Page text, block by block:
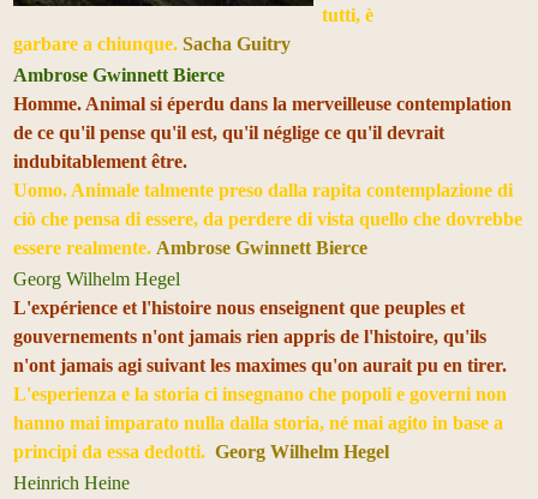
tutti, è
garbare a chiunque. Sacha Guitry
Ambrose Gwinnett Bierce
Homme. Animal si éperdu dans la merveilleuse contemplation
de ce qu'il pense qu'il est, qu'il néglige ce qu'il devrait
indubitablement être.
Uomo. Animale talmente preso dalla rapita contemplazione di
ciò che pensa di essere, da perdere di vista quello che dovrebbe
essere realmente. Ambrose Gwinnett Bierce
Georg Wilhelm Hegel
L'expérience et l'histoire nous enseignent que peuples et
gouvernements n'ont jamais rien appris de l'histoire, qu'ils
n'ont jamais agi suivant les maximes qu'on aurait pu en tirer.
L'esperienza e la storia ci insegnano che popoli e governi non
hanno mai imparato nulla dalla storia, né mai agito in base a
principi da essa dedotti. Georg Wilhelm Hegel
Heinrich Heine